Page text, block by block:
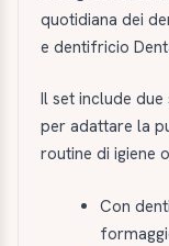
quotidiana dei
e dentifricio
Il set include
per adattare la
routine di igiene
Con